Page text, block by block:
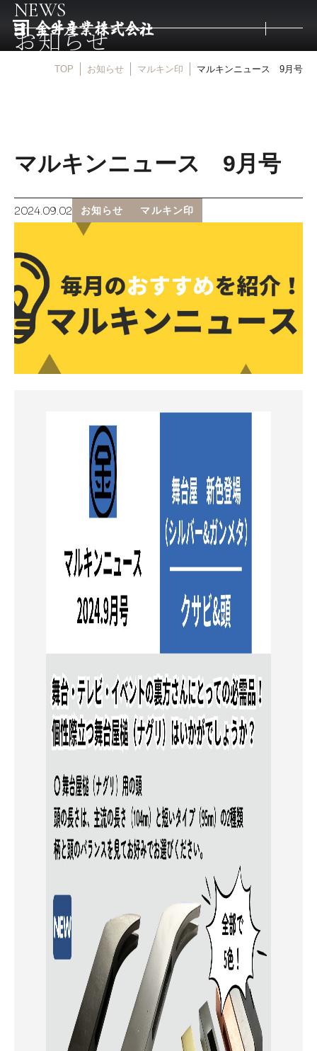
取扱メーカー
金井産業の強み
マルキン印
庖斬巴
NEWS
お知らせ
TOP お知らせ マルキン印 マルキンニュース 9月号
マルキンニュース 9月号
2024.09.02 お知らせ マルキン印